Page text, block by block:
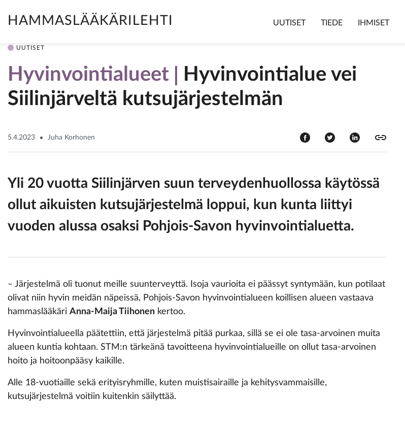
HAMMASLÄÄKÄRILEHTI UUTISET TIEDE IHMISET
UUTISET
Hyvinvointialueet
Hyvinvointialue vei
Siilinjärveltä kutsujärjestelmän
5.4.2023 Juha Korhonen
Yli 20 vuotta Siilinjärven suun terveydenhuollossa käytössä
ollut aikuisten kutsujärjestelmä loppui, kun kunta liittyi
vuoden alussa osaksi Pohjois-Savon hyvinvointialuetta.
– Järjestelmä oli tuonut meille suunterveyttä. Isoja vaurioita ei päässyt syntymään, kun potilaat
olivat niin hyvin meidän näpeissä, Pohjois-Savon hyvinvointialueen koillisen alueen vastaava
hammaslääkäri Anna-Maija Tiihonen kertoo.
Hyvinvointialueella päätettiin, että järjestelmä pitää purkaa, sillä se ei ole tasa-arvoinen muita
alueen kuntia kohtaan. STM:n tärkeänä tavoitteena hyvinvointialueille on ollut tasa-arvoinen
hoito ja hoitoonpääsy kaikille.
Alle 18-vuotiaille sekä erityisryhmille, kuten muistisairaille ja kehitysvammaisille,
kutsujärjestelmä voitiin kuitenkin säilyttää.